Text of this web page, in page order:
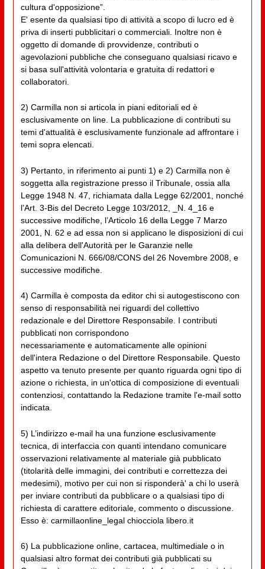
cultura d'opposizione”.
E' esente da qualsiasi tipo di attività a scopo di lucro ed è
priva di inserti pubblicitari o commerciali. Inoltre non è
oggetto di domande di provvidenze, contributi o
agevolazioni pubbliche che conseguano qualsiasi ricavo e
si basa sull'attività volontaria e gratuita di redattori e
collaboratori.
2) Carmilla non si articola in piani editoriali ed è
esclusivamente on line. La pubblicazione di contributi su
temi d'attualità è esclusivamente funzionale ad affrontare i
temi sopra elencati.
3) Pertanto, in riferimento ai punti 1) e 2) Carmilla non è
soggetta alla registrazione presso il Tribunale, ossia alla
Legge 1948 N. 47, richiamata dalla Legge 62/2001, nonché
l’Art. 3-Bis del Decreto Legge 103/2012, _N. 4_16 e
successive modifiche, l’Articolo 16 della Legge 7 Marzo
2001, N. 62 e ad essa non si applicano le disposizioni di cui
alla delibera dell'Autorità per le Garanzie nelle
Comunicazioni N. 666/08/CONS del 26 Novembre 2008, e
successive modifiche.
4) Carmilla è composta da editor chi si autogestiscono con
senso di responsabilità nei riguardi del collettivo
redazionale e del Direttore Responsabile. I contributi
pubblicati non corrispondono
necessariamente e automaticamente alle opinioni
dell'intera Redazione o del Direttore Responsabile. Questo
aspetto va tenuto presente per quanto riguarda ogni tipo di
azione o richiesta, in un'ottica di composizione di eventuali
contenziosi, contattando la Redazione tramite l'e-mail sotto
indicata.
5) L’indirizzo e-mail ha una funzione esclusivamente
tecnica, di interfaccia con quanti intendano comunicare
osservazioni relativamente al materiale già pubblicato
(titolarità delle immagini, dei contributi e correttezza dei
medesimi), motivo per cui non si risponderà' a chi lo userà
per inviare contributi da pubblicare o a qualsiasi tipo di
richiesta di carattere editoriale, commento o discussione.
Esso è: carmillaonline_legal chiocciola libero.it
6) La pubblicazione online, cartacea, multimediale o in
qualsiasi altro format dei contributi già pubblicati su